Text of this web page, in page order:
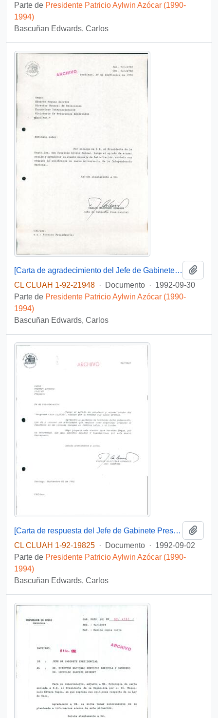
Parte de Presidente Patricio Aylwin Azócar (1990-
1994)
Bascuñan Edwards, Carlos
[Carta de agradecimiento del Jefe de Gabinete Presidencial dirigida al Director de Relaciones Económicas del Ministerio de Relaciones Exteriores]
CL CLUAH 1-92-21948 · Documento · 1992-09-30
Parte de Presidente Patricio Aylwin Azócar (1990-
1994)
Bascuñan Edwards, Carlos
[Carta de respuesta del Jefe de Gabinete Presidencial dirigida a Norbert Lechner]
CL CLUAH 1-92-19825 · Documento · 1992-09-02
Parte de Presidente Patricio Aylwin Azócar (1990-
1994)
Bascuñan Edwards, Carlos